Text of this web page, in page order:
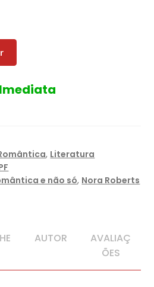
Imediata
, Literatura
e não só, Nora Roberts
AUTOR
AVALIAÇ
ÕES